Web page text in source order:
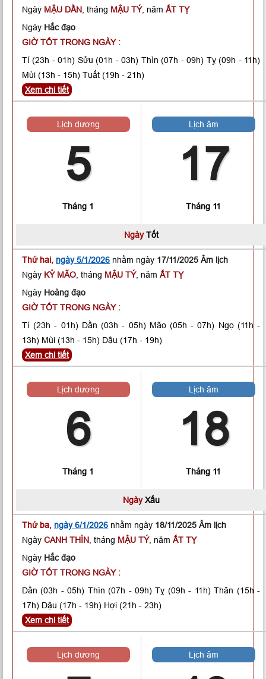
Ngày MẬU DẦN , tháng MẬU TÝ, năm ẤT TỴ
Ngày Hắc đạo
GIỜ TỐT TRONG NGÀY :
Tí (23h - 01h) Sửu (01h - 03h) Thìn (07h - 09h) Tỵ(09h - 11h)
Mùi (13h - 15h) Tuất (19h - 21h)
Xem chi tiết
Lịch dương
5
Tháng 1
Lịch âm
17
Tháng 11
NgàyTốt
Thứ hai, ngày 5/1/2026 nhằm ngày 17/11/2025 Âm lịch
Ngày KỶ MÃO , tháng MẬU TÝ, năm ẤT TỴ
Ngày Hoàng đạo
GIỜ TỐT TRONG NGÀY :
Tí (23h - 01h) Dần (03h - 05h) Mão(05h - 07h) Ngọ(11h -
13h) Mùi (13h - 15h) Dậu (17h - 19h)
Xem chi tiết
Lịch dương
6
Tháng 1
Lịch âm
18
Tháng 11
NgàyXấu
Thứ ba, ngày 6/1/2026 nhằm ngày 18/11/2025 Âm lịch
Ngày CANH THÌN , tháng MẬU TÝ, năm ẤT TỴ
Ngày Hắc đạo
GIỜ TỐT TRONG NGÀY :
Dần (03h - 05h) Thìn (07h - 09h) Tỵ (09h - 11h) Thân (15h -
17h) Dậu (17h - 19h) Hợi (21h - 23h)
Xem chi tiết
Lịch dương Lịch âm